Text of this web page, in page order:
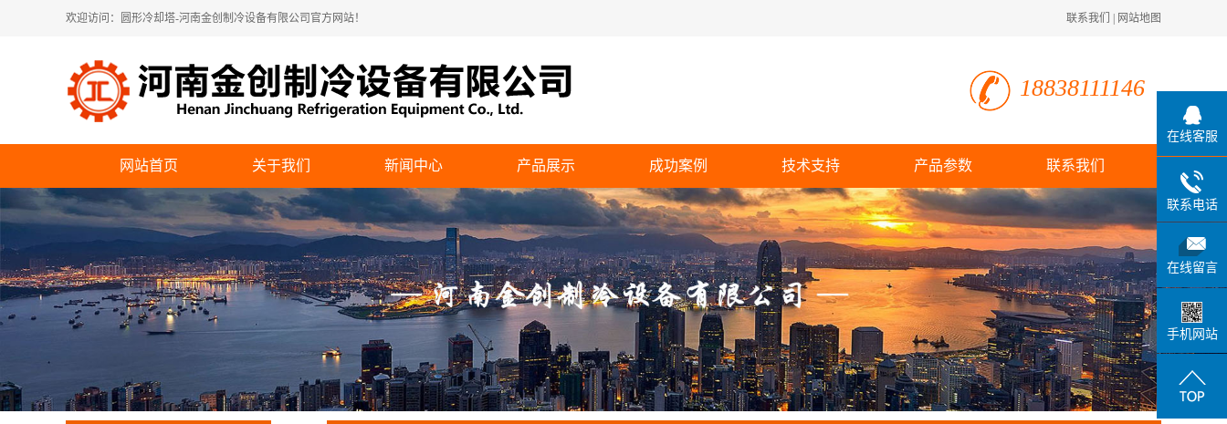
欢迎访问：圆形冷却塔-河南金创制冷设备有限公司官方网站！ 联系我们 网站地图
18838111146
网站首页 关于我们
公司简介
企业展示
新闻中心
公司新闻
行业动态
产品展示
圆形逆流冷却塔
方形逆流式冷却塔
方形横流式冷却塔
钢板塔
侧出风冷却塔
水箱
配件
成功案例 技术支持 产品参数 联系我们
在线客服
联系电话
在线留言
手机网站